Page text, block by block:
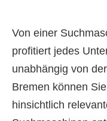
Von einer
profitiert jedes
unabhängig von
Bremen können
hinsichtlich